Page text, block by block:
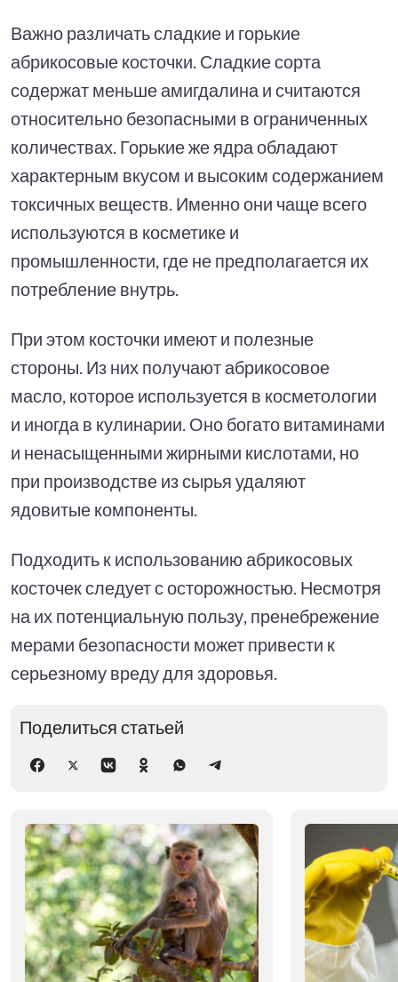
Важно различать сладкие и горькие
абрикосовые косточки. Сладкие сорта
содержат меньше амигдалина и считаются
относительно безопасными в ограниченных
количествах. Горькие же ядра обладают
характерным вкусом и высоким содержанием
токсичных веществ. Именно они чаще всего
используются в косметике и
промышленности, где не предполагается их
потребление внутрь.
При этом косточки имеют и полезные
стороны. Из них получают абрикосовое
масло, которое используется в косметологии
и иногда в кулинарии. Оно богато витаминами
и ненасыщенными жирными кислотами, но
при производстве из сырья удаляют
ядовитые компоненты.
Подходить к использованию абрикосовых
косточек следует с осторожностью. Несмотря
на их потенциальную пользу, пренебрежение
мерами безопасности может привести к
серьезному вреду для здоровья.
Поделиться статьей